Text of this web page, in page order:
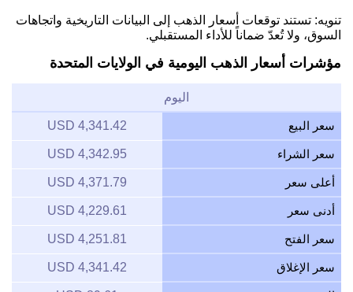
تنويه: تستند توقعات أسعار الذهب إلى البيانات التاريخية واتجاهات
السوق، ولا تُعدّ ضماناً للأداء المستقبلي.
مؤشرات أسعار الذهب اليومية في الولايات المتحدة
اليوم
سعر البيع 4,341.42 USD
سعر الشراء 4,342.95 USD
أعلى سعر 4,371.79 USD
أدنى سعر 4,229.61 USD
سعر الفتح 4,251.81 USD
سعر الإغلاق 4,341.42 USD